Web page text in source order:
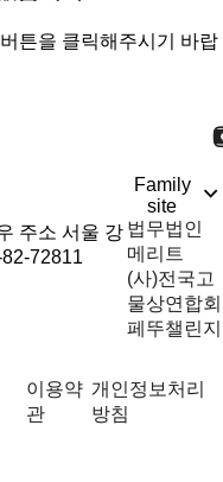
튼을 클릭해주시기 바랍
주소 서울 강
72811
Family
site
법무법인
메리트
(사)전국고
물상연합회
페뚜챌린지
이용약
관
개인정보처리
방침